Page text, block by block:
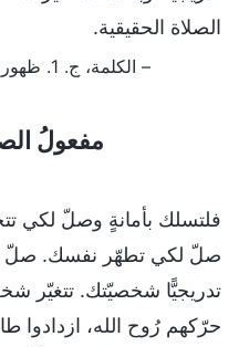
الصلاة الحقيقية.
– الكلمة، ج. 1. ظهور الله وعمله. حول ممارسة الصلاة
مفعولُ
فلتسلك بأمانةٍ وصلّ لكي
صلّ لكي تطهّر نفسك. صلّ
تدريجيًّا شخصيّتك. تتغيّر
حرّكهم رُوح الله، ازدادوا